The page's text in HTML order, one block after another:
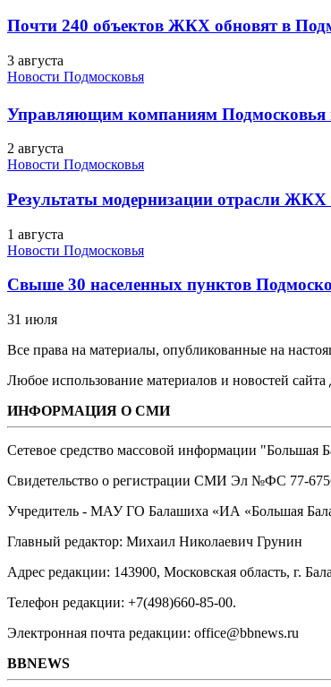
Почти 240 объектов ЖКХ обновят в
3 августа
Новости Подмосковья
Управляющим компаниям
2 августа
Новости Подмосковья
Результаты модернизации отрасли
1 августа
Новости Подмосковья
Свыше 30 населенных пунктов
31 июля
Все права на материалы, опубликованные на
Любое использование материалов и новостей
ИНФОРМАЦИЯ О СМИ
Сетевое средство массовой информации "Большая
Свидетельство о регистрации СМИ Эл №ФС ‎77-
Учредитель - МАУ ГО Балашиха «ИА «Большая
Главный редактор: Михаил Николаевич Грунин
Адрес редакции: 143900, Московская область, г.
Телефон редакции: +7(498)660-85-00.
Электронная почта редакции: office@bbnews.ru
BBNEWS